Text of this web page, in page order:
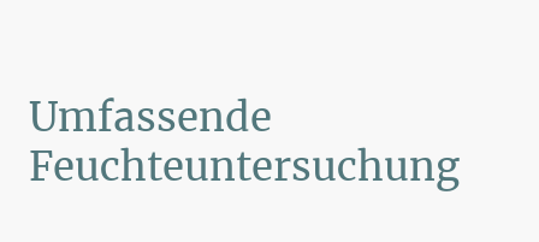
Umfassende
Feuchte­untersuchung